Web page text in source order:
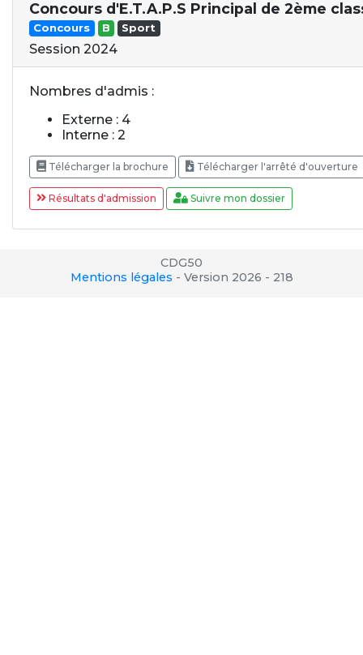
Concours d'E.T.A.P.S Principal de 2ème
Concours B Sport
Session 2024
Nombres d'admis :
Externe : 4
Interne : 2
Télécharger la brochure Télécharger l'arrêté d'ouverture
Résultats d'admission Suivre mon dossier
CDG50
Mentions légales - Version 2026 - 218